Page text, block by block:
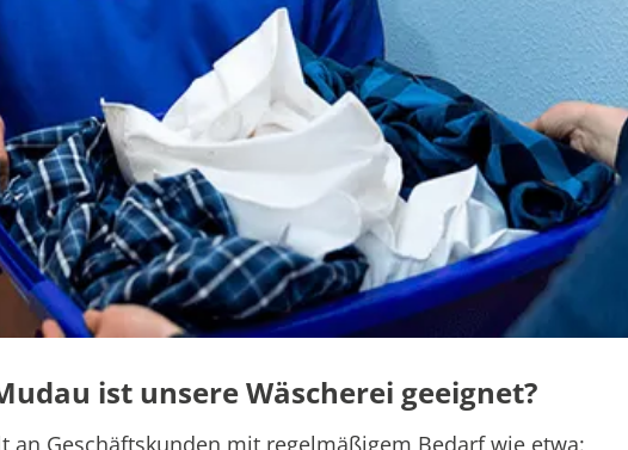
ist unsere Wäscherei geeignet?
an Geschäftskunden mit regelmäßigem Bedarf wie etwa: